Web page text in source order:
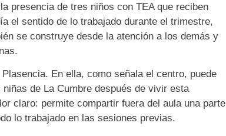
presencia de tres niños con TEA que reciben
el sentido de lo trabajado durante el trimestre,
se construye desde la atención a los demás y
En ella, como señala el centro, puede
de La Cumbre después de vivir esta
claro: permite compartir fuera del aula una parte
lo trabajado en las sesiones previas.